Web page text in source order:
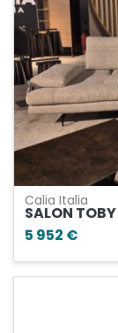
Calia Italia
SALON
5 952 €